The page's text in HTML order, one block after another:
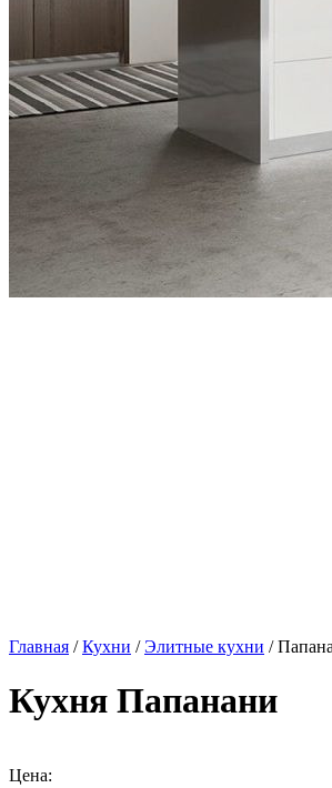
Главная /Кухни /Элитные кухни /
Кухня Папанани
Цена: